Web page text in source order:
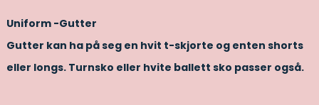
Uniform -Gutter
Gutter kan ha på seg en hvit t-skjorte og enten shorts
eller longs. Turnsko eller hvite ballett sko passer også.